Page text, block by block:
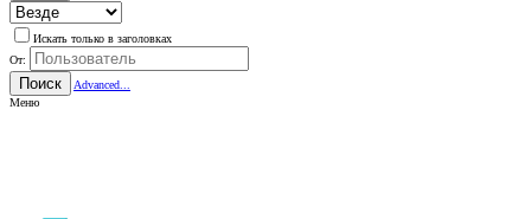
Искать только в заголовках
От:
Поиск
Advanced...
Меню